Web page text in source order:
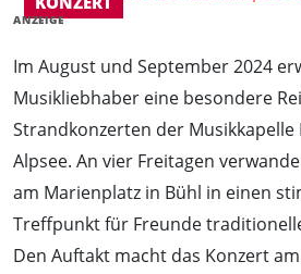
ANZEIGE
Im August und September 2024
Musikliebhaber eine besondere
Strandkonzerten der Musikkapelle
Alpsee. An vier Freitagen
am Marienplatz in Bühl in einen
Treffpunkt für Freunde
Den Auftakt macht das Konzert